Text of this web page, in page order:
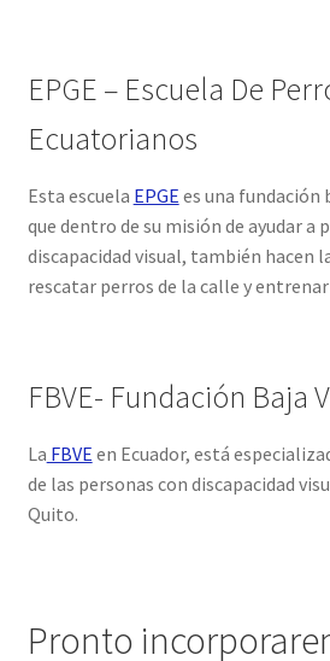
EPGE – Escuela De
Ecuatorianos
Esta escuela EPGE es una fundación
que dentro de su misión de ayudar a
discapacidad visual, también hacen
rescatar perros de la calle y
FBVE- Fundación Baja
La FBVE en Ecuador, está
de las personas con discapacidad
Quito.
Pronto